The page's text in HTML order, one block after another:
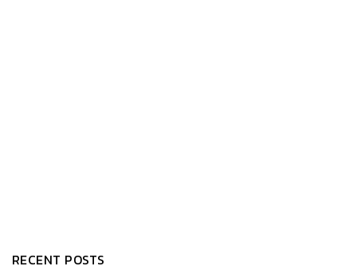
RECENT POSTS